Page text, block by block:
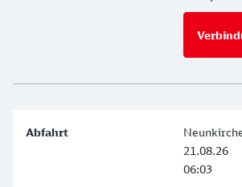
21.08.26
06:03